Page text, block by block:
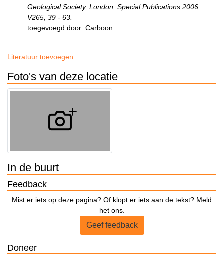
Geological Society, London, Special Publications 2006,
V265, 39 - 63.
toegevoegd door: Carboon
Literatuur toevoegen
Foto's van deze locatie
In de buurt
Feedback
Mist er iets op deze pagina? Of klopt er iets aan de tekst? Meld
het ons.
Geef feedback
Doneer